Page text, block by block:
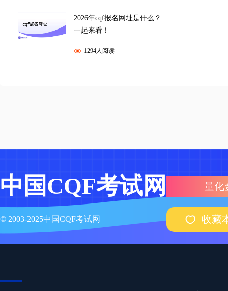
2026年cqf报名网址是什么？
一起来看！
1294人阅读
中国CQF考试网 量化
© 2003-2025中国CQF考试网 收藏